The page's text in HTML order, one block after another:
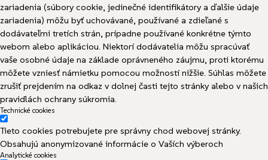
zariadenia (súbory cookie, jedinečné identifikátory a ďalšie údaje
zariadenia) môžu byť uchovávané, používané a zdieľané s
dodávateľmi tretích strán, prípadne používané konkrétne týmto
webom alebo aplikáciou. Niektorí dodávatelia môžu spracúvať
vaše osobné údaje na základe oprávneného záujmu, proti ktorému
môžete vzniesť námietku pomocou možností nižšie. Súhlas môžete
zrušiť prejdením na odkaz v dolnej časti tejto stránky alebo v našich
pravidlách ochrany súkromia.
Technické cookies
Tieto cookies potrebujete pre správny chod webovej stránky.
Obsahujú anonymizované informácie o Vaších výberoch
Analytické cookies